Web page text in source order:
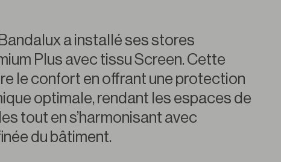
a installé ses stores
Plus avec tissu Screen. Cette
le confort en offrant une protection
optimale, rendant les espaces de
tout en s’harmonisant avec
du bâtiment.